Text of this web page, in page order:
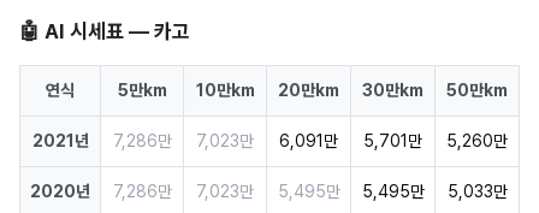
🤖 AI 시세표 — 카고
연식 5만km 10만km 20만km 30만km 50만km
2021년 7,286만 7,023만 6,091만 5,701만 5,260만
2020년 7,286만 7,023만 5,495만 5,495만 5,033만